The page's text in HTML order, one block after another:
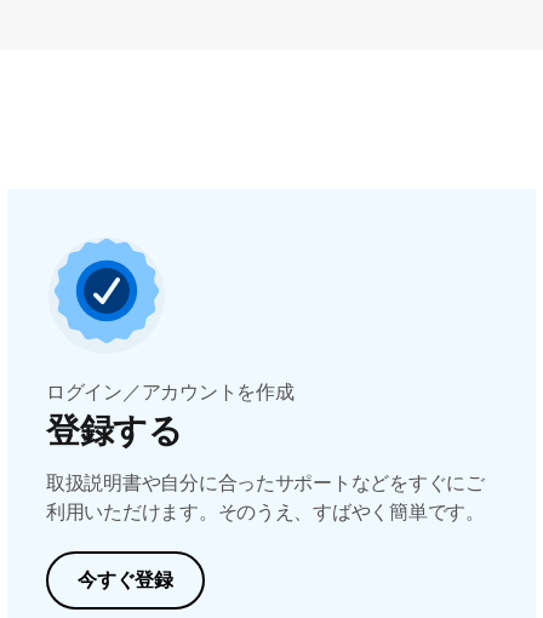
ログイン／アカウントを作成
登録する
取扱説明書や自分に合ったサポートなどをすぐにご
利用いただけます。そのうえ、すばやく簡単です。
今すぐ登録